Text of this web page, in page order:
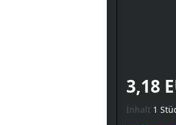
3,18
Inhalt 1